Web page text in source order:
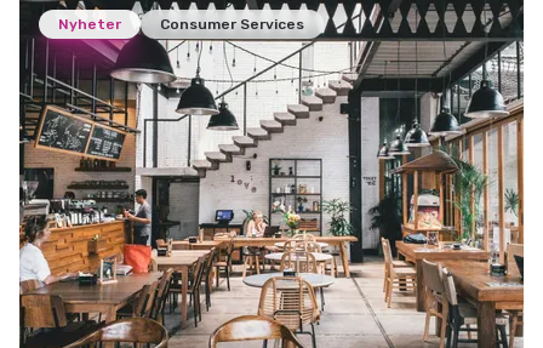
Nyheter Consumer Services